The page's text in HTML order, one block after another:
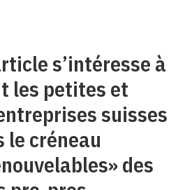
s’intéresse à
les petites et
suisses
le créneau
des